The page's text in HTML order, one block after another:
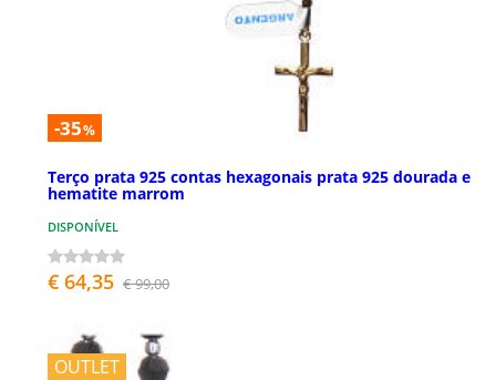
-35%
Terço prata 925 contas hexagonais prata 925 dourada e
hematite marrom
DISPONÍVEL
€ 64,35 € 99,00
OUTLET